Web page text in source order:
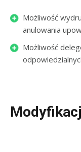
Możliwość
anulowania
Możliwość